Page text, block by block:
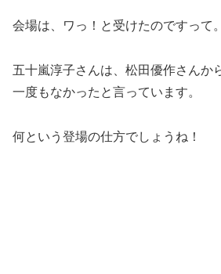
会場は、ワっ！と受けたのですって。
五十嵐淳子さんは、松田優作さんか
一度もなかったと言っています。
何という登場の仕方でしょうね！